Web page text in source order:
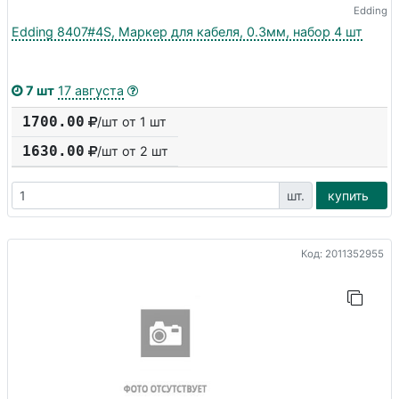
Edding
Edding 8407#4S, Маркер для кабеля, 0.3мм, набор 4 шт
7 шт 17 августа
1700.00 /шт от 1 шт
1630.00 /шт от 2 шт
шт. купить
Код: 2011352955